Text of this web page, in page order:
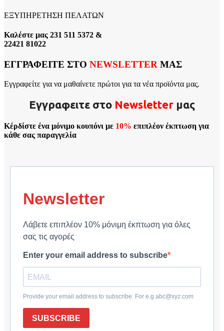
ΕΞΥΠΗΡΕΤΗΣΗ ΠΕΛΑΤΩΝ
Καλέστε μας 231 511 5372 &
22421 81022
ΕΓΓΡΑΦΕΙΤΕ ΣΤΟ NEWSLETTER ΜΑΣ
Εγγραφείτε για να μαθαίνετε πρώτοι για τα νέα προϊόντα μας.
Εγγραφειτε στο Νewsletter μας
Κέρδίστε ένα μόνιμο κουπόνι με 10% επιπλέον έκπτωση για
κάθε σας παραγγελία
Newsletter
Λάβετε επιπλέον 10% μόνιμη έκπτωση για όλες
σας τις αγορές
Enter your email address to subscribe
Provide your email address to subscribe. For e.g abc@xyz.com
SUBSCRIBE